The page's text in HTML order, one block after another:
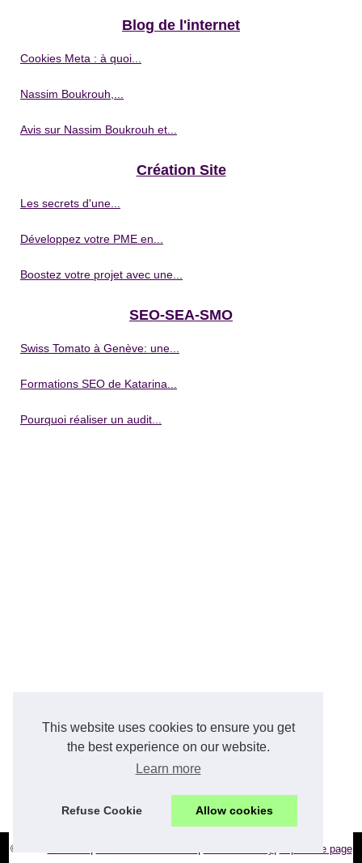
This website uses cookies to ensure you get
the best experience on our website.
Learn more
Refuse Cookie Allow cookies
Blog de l'internet
Cookies Meta : à quoi...
Nassim Boukrouh,...
Avis sur Nassim Boukrouh et...
Création Site
Les secrets d'une...
Développez votre PME en...
Boostez votre projet avec une...
SEO-SEA-SMO
Swiss Tomato à Genève: une...
Formations SEO de Katarina...
Pourquoi réaliser un audit...
© 2026 Top of the page